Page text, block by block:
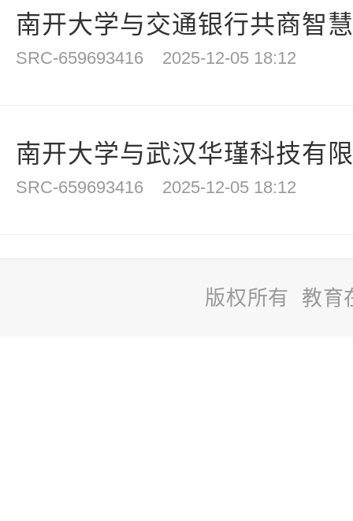
南开大学与交通银行共商智
SRC-659693416 2025-12-05 18:12
南开大学与武汉华瑾科技有
SRC-659693416 2025-12-05 18:12
版权所有 教育